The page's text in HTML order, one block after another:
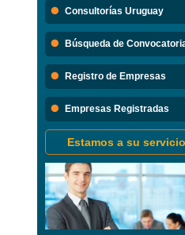
Consultorías Uruguay
Búsqueda de
Registro de Empresas
Empresas Registradas
Estamos a su servicio